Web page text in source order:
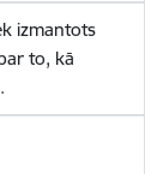
izmantots
to, kā